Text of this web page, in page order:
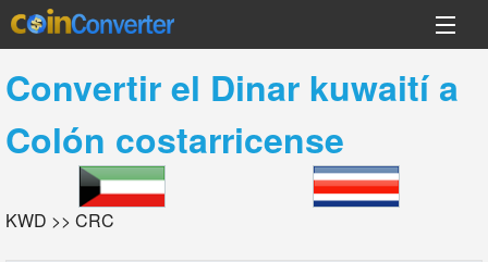
Convertir el Dinar kuwaitía
Colón costarricense
KWD >> CRC